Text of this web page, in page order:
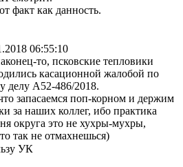
факт как данность.
06:55:10
то, псковские тепловики
касационной жалобой по
делу А52-486/2018.
запасаемся поп-корном и держим
за наших коллег, ибо практика
округа это не хухры-мухры,
так не отмахнешься)
УК